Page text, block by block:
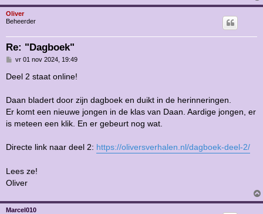
Oliver
Beheerder
Re: "Dagboek"
B
r
i
t
vr 01 nov 2024, 19:49
Deel 2 staat online!
Daan bladert door zijn dagboek en duikt in de herinneringen.
Er komt een nieuwe jongen in de klas van Daan. Aardige jongen, er
is meteen een klik. En er gebeurt nog wat.
Directe link naar deel 2: https://oliversverhalen.nl/dagboek-deel-2/
Lees ze!
Oliver
Marcel010